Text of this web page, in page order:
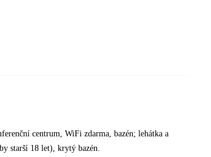
centrum, WiFi zdarma, bazén; lehátka a
starší 18 let), krytý bazén.